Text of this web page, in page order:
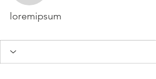
loremipsum